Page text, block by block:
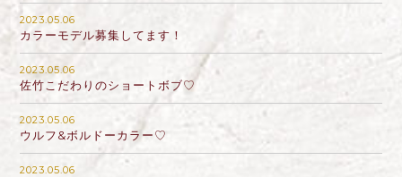
2023.05.06
カラーモデル募集してます！
2023.05.06
佐竹こだわりのショートボブ♡
2023.05.06
ウルフ&ボルドーカラー♡
2023.05.06